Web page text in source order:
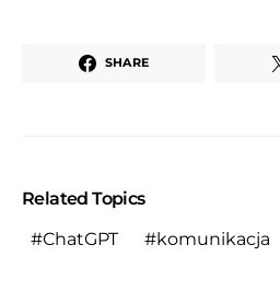
SHARE
Related Topics
ChatGPT
komunikacja